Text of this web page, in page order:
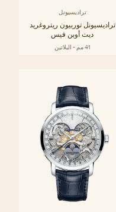
تراديسيونل
تراديسيونل توربيون ريتروغريد
ديت أوبن فيس
41 مم - البلاتين